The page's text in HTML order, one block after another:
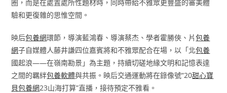
圈，而是在處置處所性題材時，同時帶給不雅眾更豐盛的審美體
驗和更復雜的思惟空間。
映后包養網環節，導演藍鴻春、導演蔡杰、學者霍勝俠、片包養
網子自媒體人藤井謙四位嘉賓將和不雅眾配合在場，以「北包養
國起浪——在嶺南勘景」為主題，持續切磋地緣文明和記憶表達
之間的羈絆包養軟體與共振。映后交通運動將在錄像號“20甜心寶
貝包養網23山海打算”直播，接待預定不雅看。